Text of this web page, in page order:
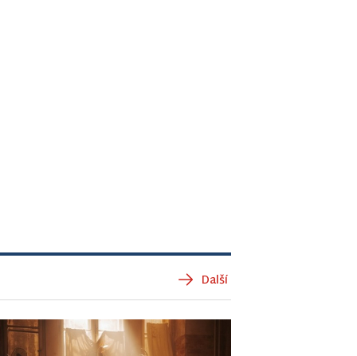
Další